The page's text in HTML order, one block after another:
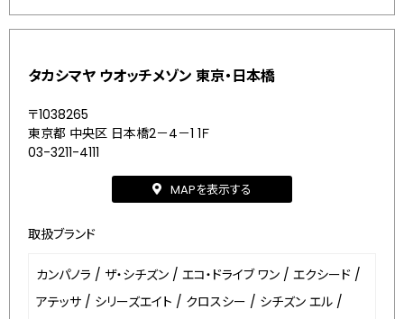
タカシマヤ ウオッチメゾン 東京・日本橋
〒1038265
東京都 中央区 日本橋2－4－1 1Ｆ
03-3211-4111
MAPを表示する
取扱ブランド
カンパノラ / ザ・シチズン / エコ・ドライブ ワン / エクシード /
アテッサ / シリーズエイト / クロスシー / シチズン エル /